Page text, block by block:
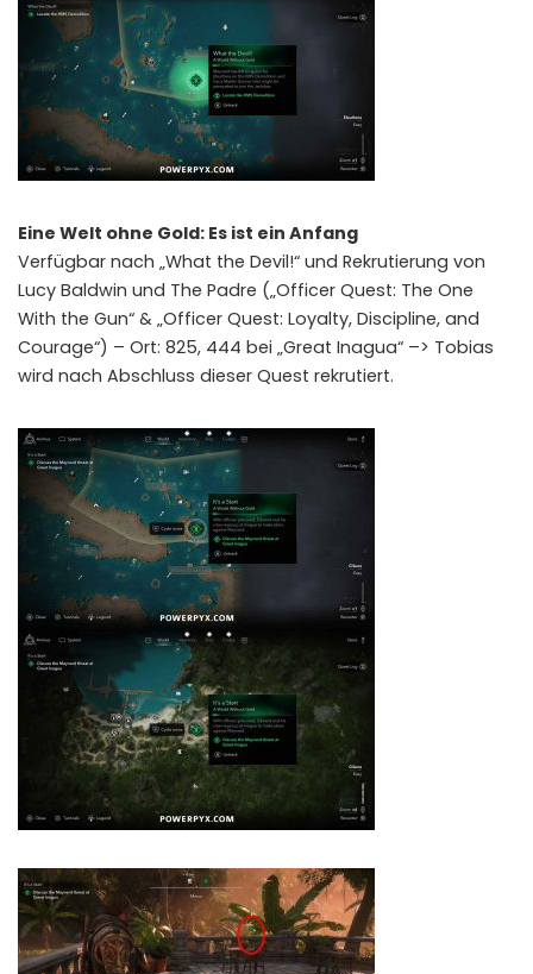
Eine Welt ohne Gold: Es ist ein Anfang
Verfügbar nach „What the Devil!“ und Rekrutierung von
Lucy Baldwin und The Padre („Officer Quest: The One
With the Gun“ & „Officer Quest: Loyalty, Discipline, and
Courage“) – Ort: 825, 444 bei „Great Inagua“ –> Tobias
wird nach Abschluss dieser Quest rekrutiert.